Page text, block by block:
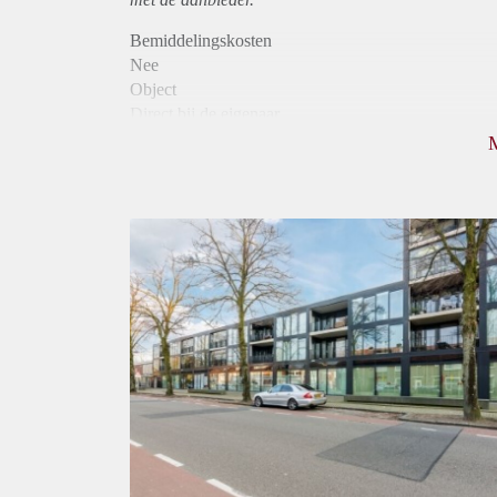
Bemiddelingskosten
Nee
Object
Huurtoeslag
Niet mogelijk
Inkomen eis
3,2 X Maandhuur Bruto
Huurtermijn
Onbepaalde termijn
Oplevering
Kaal